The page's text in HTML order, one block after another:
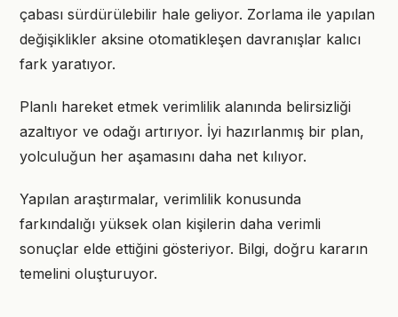
çabası sürdürülebilir hale geliyor. Zorlama ile yapılan
değişiklikler aksine otomatikleşen davranışlar kalıcı
fark yaratıyor.
Planlı hareket etmek verimlilik alanında belirsizliği
azaltıyor ve odağı artırıyor. İyi hazırlanmış bir plan,
yolculuğun her aşamasını daha net kılıyor.
Yapılan araştırmalar, verimlilik konusunda
farkındalığı yüksek olan kişilerin daha verimli
sonuçlar elde ettiğini gösteriyor. Bilgi, doğru kararın
temelini oluşturuyor.